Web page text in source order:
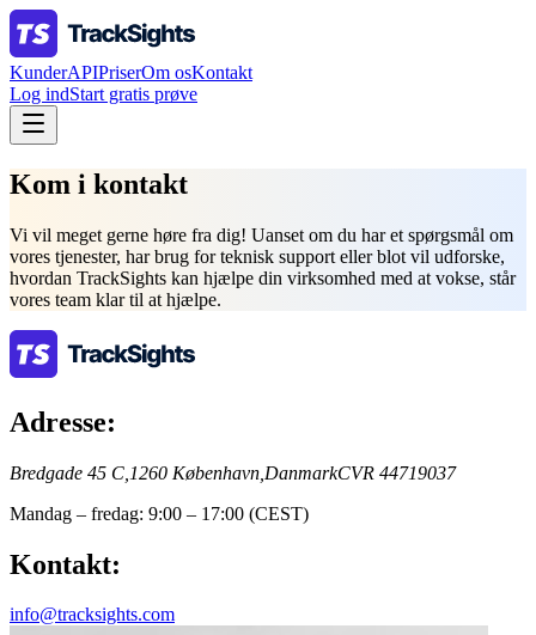
KunderAPIPriserOm osKontakt
Log indStart gratis prøve
Kom i kontakt
Vi vil meget gerne høre fra dig! Uanset om du har et spørgsmål om
vores tjenester, har brug for teknisk support eller blot vil udforske,
hvordan TrackSights kan hjælpe din virksomhed med at vokse, står
vores team klar til at hjælpe.
Adresse:
Bredgade 45 C, 1260 København, DanmarkCVR 44719037
Mandag – fredag: 9:00 – 17:00 (CEST)
Kontakt:
info@tracksights.com